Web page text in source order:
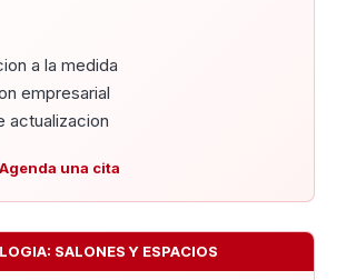
a la medida
empresarial
actualizacion
Agenda una cita
SALONES Y ESPACIOS